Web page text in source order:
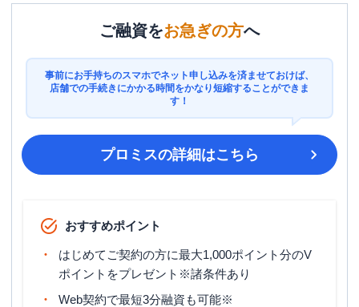
ご融資をお急ぎの方へ
事前にお手持ちのスマホでネット申し込みを済ませておけば、
店舗での手続きにかかる時間をかなり短縮することができま
す！
プロミスの詳細はこちら
おすすめポイント
はじめてご契約の方に最大1,000ポイント分のV
ポイントをプレゼント※諸条件あり
Web契約で最短3分融資も可能※